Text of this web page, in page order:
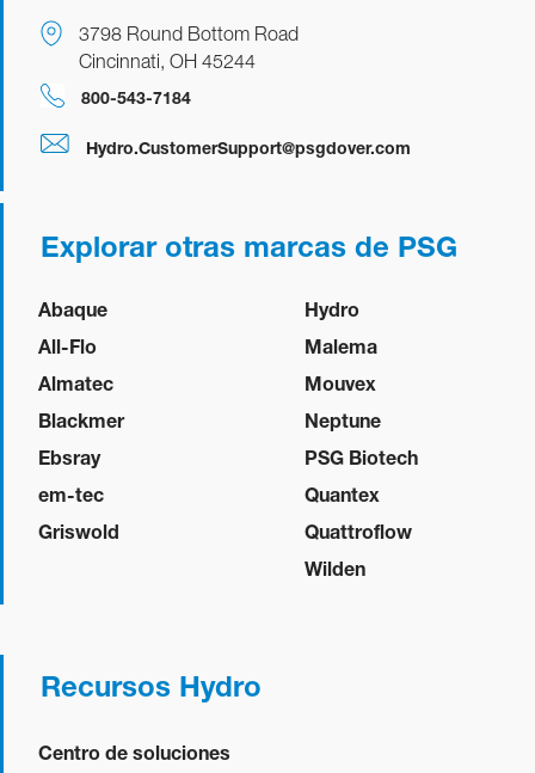
3798 Round Bottom Road
Cincinnati, OH 45244
800-543-7184
Hydro.CustomerSupport@psgdover.com
Explorar otras marcas de PSG
Abaque
All-Flo
Almatec
Blackmer
Ebsray
em-tec
Griswold
Hydro
Malema
Mouvex
Neptune
PSG Biotech
Quantex
Quattroflow
Wilden
Recursos Hydro
Centro de soluciones